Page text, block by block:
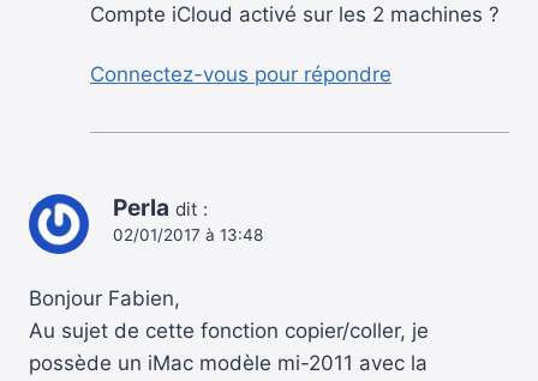
Compte iCloud activé sur les 2 machines ?
Connectez-vous pour répondre
Perla dit :
02/01/2017 à 13:48
Bonjour Fabien,
Au sujet de cette fonction copier/coller, je
possède un iMac modèle mi-2011 avec la